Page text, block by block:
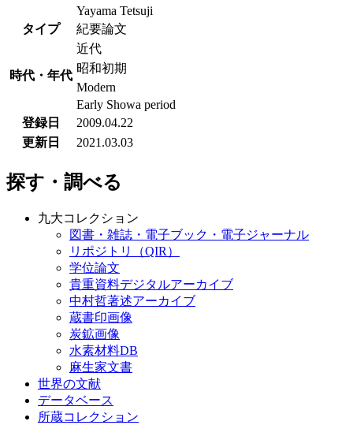
Yayama Tetsuji
タイプ
紀要論文
時代・年代
近代
昭和初期
Modern
Early Showa period
登録日
2009.04.22
更新日
2021.03.03
探す・調べる
九大コレクション
図書・雑誌・電子ブック・電子ジャーナル
リポジトリ（QIR）
学位論文
貴重資料デジタルアーカイブ
中村哲著述アーカイブ
蔵書印画像
炭鉱画像
水素材料DB
麻生家文書
世界の文献
データベース
所蔵コレクション